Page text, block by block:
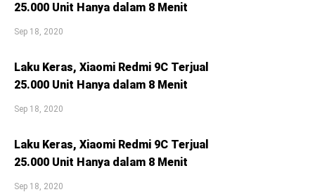
25.000 Unit Hanya dalam 8 Menit
Sep 18, 2020
Laku Keras, Xiaomi Redmi 9C Terjual
25.000 Unit Hanya dalam 8 Menit
Sep 18, 2020
Laku Keras, Xiaomi Redmi 9C Terjual
25.000 Unit Hanya dalam 8 Menit
Sep 18, 2020